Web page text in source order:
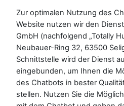
Zur optimalen Nutzung des
Website nutzen wir den
GmbH (nachfolgend „Totally
Neubauer-Ring 32, 63500
Schnittstelle wird der Dienst
eingebunden, um Ihnen die
des Chatbots in bester
stellen. Nutzen Sie die